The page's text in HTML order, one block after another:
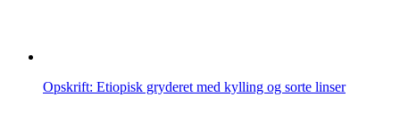
Opskrift: Etiopisk gryderet med kylling og sorte linser